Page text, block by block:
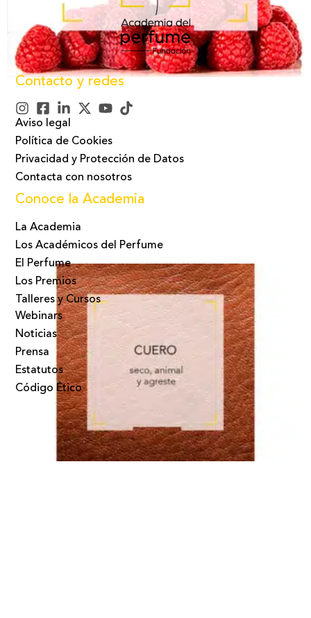
Contacto y redes
Aviso legal
Política de Cookies
Privacidad y Protección de Datos
Contacta con nosotros
Conoce la Academia
La Academia
Los Académicos del Perfume
El Perfume
Los Premios
Talleres y Cursos
Webinars
Noticias
Prensa
Estatutos
Código Ético